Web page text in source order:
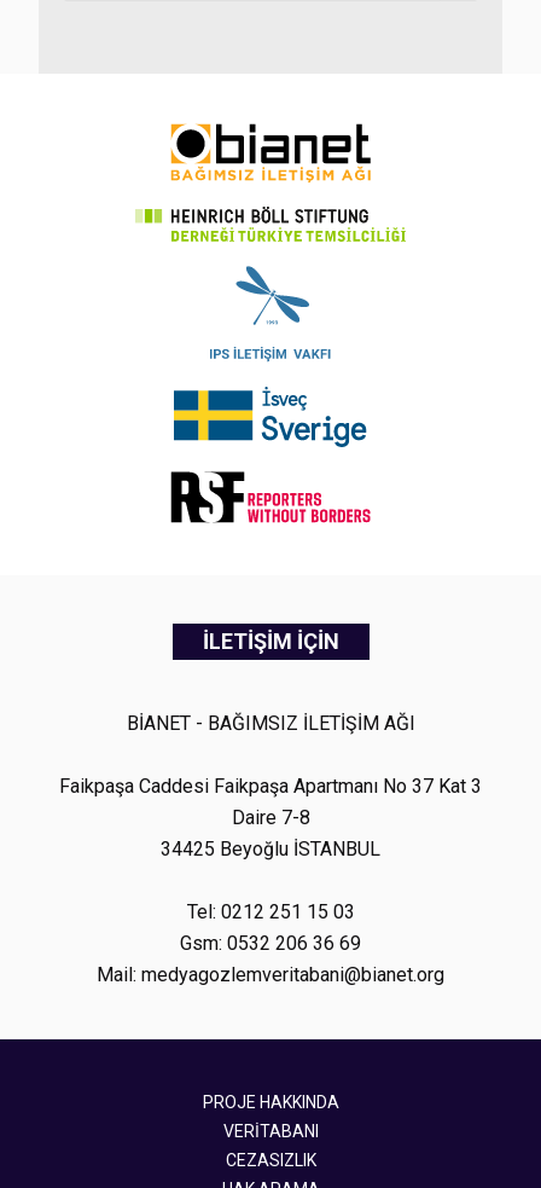
İLETİŞİM İÇİN
BİANET - BAĞIMSIZ İLETİŞİM AĞI
Faikpaşa Caddesi Faikpaşa Apartmanı No 37 Kat 3
Daire 7-8
34425 Beyoğlu İSTANBUL
Tel: 0212 251 15 03
Gsm: 0532 206 36 69
Mail: medyagozlemveritabani@bianet.org
PROJE HAKKINDA
VERİTABANI
CEZASIZLIK